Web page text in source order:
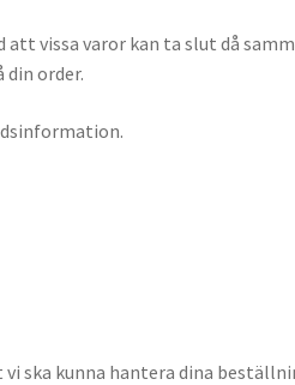
vissa varor kan ta slut då
order.
ska kunna hantera dina